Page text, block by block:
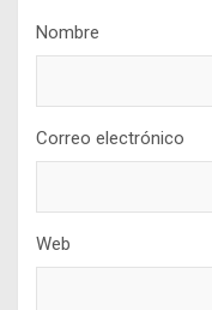
Nombre
Correo electrónico
Web